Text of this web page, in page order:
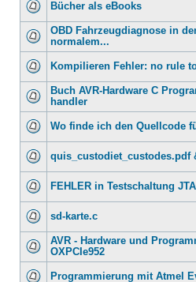
Bücher als eBooks
OBD Fahrzeugdiagnose in
normalem...
Kompilieren Fehler: no rule
Buch AVR-Hardware C
handler
Wo finde ich den Quellcode
quis_custodiet_custodes.pdf
FEHLER in Testschaltung
sd-karte.c
AVR - Hardware und
OXPCIe952
Programmierung mit Atmel